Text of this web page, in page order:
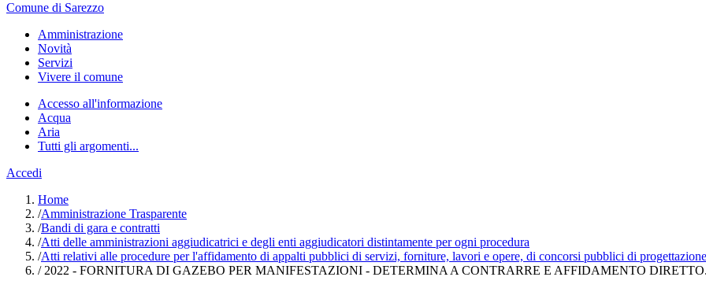
Comune di Sarezzo
Amministrazione
Novità
Servizi
Vivere il comune
Accesso all'informazione
Acqua
Aria
Tutti gli argomenti...
Accedi
Home
/Amministrazione Trasparente
/Bandi di gara e contratti
/Atti delle amministrazioni aggiudicatrici e degli enti aggiudicatori distintamente per ogni procedura
/Atti relativi alle procedure per l'affidamento di appalti pubblici di servizi, forniture, lavori e opere, di concorsi pubblici di
/2022 - FORNITURA DI GAZEBO PER MANIFESTAZIONI - DETERMINA A CONTRARRE E AFFIDAMENTO